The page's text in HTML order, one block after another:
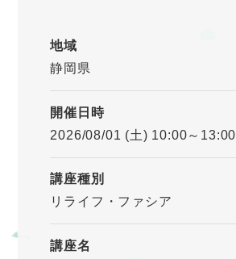
地域
静岡県
開催日時
2026/08/01 (土) 10:00～13:00
講座種別
リライフ・ファシア
講座名